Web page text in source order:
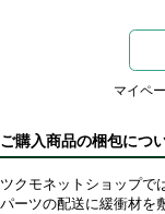
マイペ
ご購入商品の梱包につ
ツクモネットショップで
パーツの配送に緩衝材を